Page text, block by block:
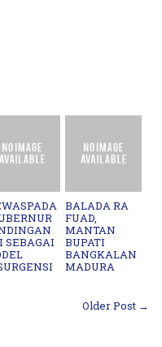
SEBAGAI
BALADA RA
FUAD,
MANTAN
BUPATI
BANGKALAN
MADURA
Older Post →